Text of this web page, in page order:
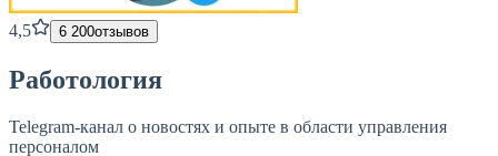
4,5 6 200отзывов
Работология
Telegram-канал о новостях и опыте в области управления
персоналом